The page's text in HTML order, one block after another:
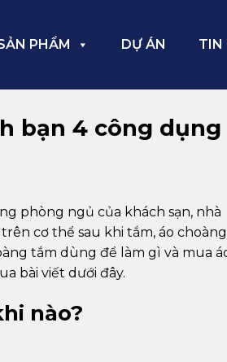
PHẨM DỰ ÁN TIN
bạn 4 công dụng
phòng ngủ của khách sạn, nhà
cơ thể sau khi tắm, áo choàng
tắm dùng để làm gì và mua
bài viết dưới đây.
nào?